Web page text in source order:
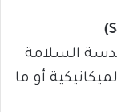
السلامة
أو ما